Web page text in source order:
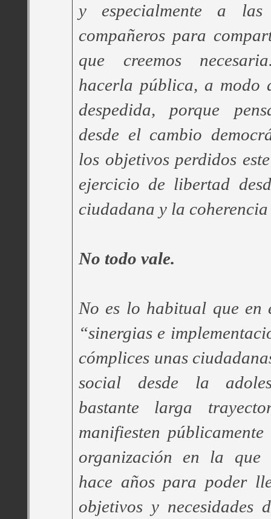
y especialmente a las
compañeros para
que creemos
hacerla pública, a modo
despedida, porque
desde el cambio
los objetivos perdidos
ejercicio de libertad
ciudadana y la
No todo vale.
No es lo habitual que en
“sinergias e
cómplices unas
social desde la
bastante larga
manifiesten
organización en la que
hace años para poder
objetivos y necesidades